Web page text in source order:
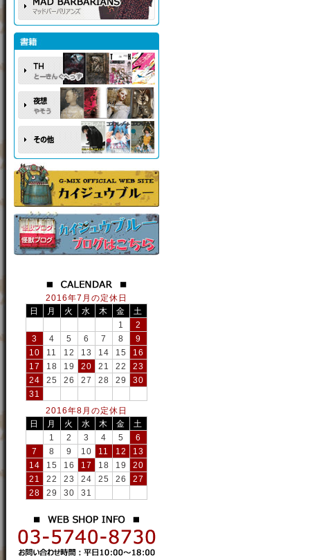
2016年7月の定休日
日
月 火 水 木 金
土
1
2
3
4 5 6 7 8
9
10
11 12 13 14 15
16
17
18 19 20 21 22
23
24
25 26 27 28 29
30
31
2016年8月の定休日
日
月 火 水 木 金
土
1
2 3 4 5
6
7
8 9 10 11 12
13
14
15 16 17 18 19
20
21
22 23 24 25 26
27
28
29 30 31